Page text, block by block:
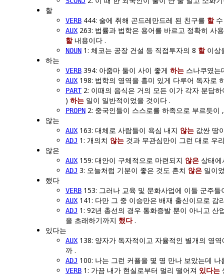
할
VERB 444: 술에 취해 곤드레만드레 된 친구를 할수
AUX 263: 법률과 법학은 용어를 바르고 정확히 사
할내용이다 .
NOUN 1: 체코는 공장 건설 등 직접투자의 8 할이상
하는
VERB 394: 아줌마 둘이 사이 좋게 하는 스나쿠였는
AUX 198: 법학의 영역을 흥미 있게 다루어 독자로
PART2: 이때의 음식은 거의 모든 이가 각자 분담
) 하는 일이 일반적이었을 것이다 .
PROPN 2: 중국인들이 스스로를 하족으로 부르듯
않는
AUX 163: 대체로 사람들이 욕심 내지 않는 값싼 땅
ADJ 1: 개의치 않는 것과 무관심만이 그런 대로 우
않은
AUX 159: 대안이 구체적으로 마련되지 않은 상태에
ADJ 3: 오늘처럼 기분이 좋은 것도 흔치 않은 일이
했다
VERB 153: 그러나 교육 및 문화사업에 이들 군주
AUX 141: 다만 그 중 이승만은 배재 출신이므로
ADJ 1: 92년 총선의 경우 통화증발 뿐이 아니고
을 초래하기까지 했다.
있다는
AUX 138: 양자가 독자적이고 자율적인 별개의 영
까 .
ADJ 100: 나는 그런 커플을 몇 명 만나 보았는데
VERB 1: 가끔 내가 현실로부터 멀리 떨어져 있다는